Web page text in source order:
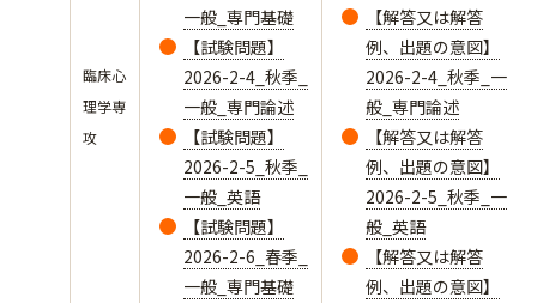
臨床心
理学専
攻
一般_専門基礎
【試験問題】
2026-2-4_秋季_
一般_専門論述
【試験問題】
2026-2-5_秋季_
一般_英語
【試験問題】
2026-2-6_春季_
一般_専門基礎
【解答又は解答
例、出題の意図】
2026-2-4_秋季_一
般_専門論述
【解答又は解答
例、出題の意図】
2026-2-5_秋季_一
般_英語
【解答又は解答
例、出題の意図】